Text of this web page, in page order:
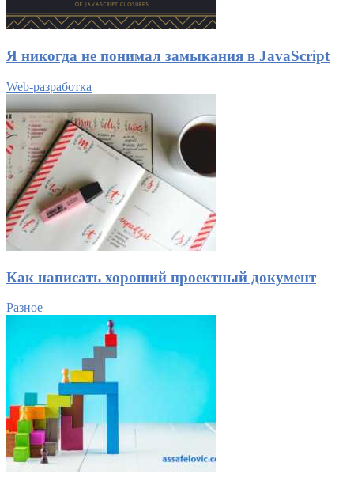
Я никогда не понимал замыкания в JavaScript
Web-разработка
Как написать хороший проектный документ
Разное